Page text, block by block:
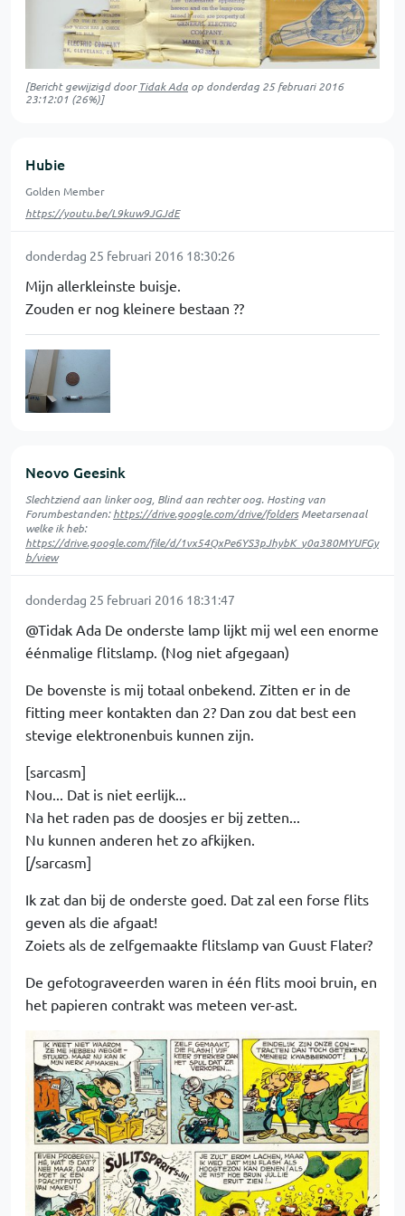
[Bericht gewijzigd doorTidak Ada op donderdag 25 februari 2016
23:12:01 (26%)]
Hubie
Golden Member
https://youtu.be/L9kuw9JGJdE
donderdag 25 februari 2016 18:30:26
Mijn allerkleinste buisje.
Zouden er nog kleinere bestaan ??
Neovo Geesink
Slechtziend aan linker oog, Blind aan rechter oog. Hosting van
Forumbestanden:https://drive.google.com/drive/foldersMeetarsenaal
welke ik heb:
https://drive.google.com/file/d/1vx54QxPe6YS3pJhybK_y0a380MYUFGy
b/view
donderdag 25 februari 2016 18:31:47
@Tidak Ada De onderste lamp lijkt mij wel een enorme
éénmalige flitslamp. (Nog niet afgegaan)
De bovenste is mij totaal onbekend. Zitten er in de
fitting meer kontakten dan 2? Dan zou dat best een
stevige elektronenbuis kunnen zijn.
[sarcasm]
Nou... Dat is niet eerlijk...
Na het raden pas de doosjes er bij zetten...
Nu kunnen anderen het zo afkijken.
[/sarcasm]
Ik zat dan bij de onderste goed. Dat zal een forse flits
geven als die afgaat!
Zoiets als de zelfgemaakte flitslamp van Guust Flater?
De gefotograveerden waren in één flits mooi bruin, en
het papieren contrakt was meteen ver-ast.